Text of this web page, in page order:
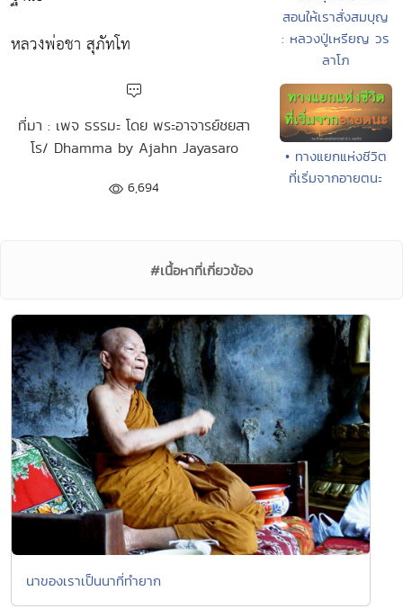
หลวงพ่อชา สุภัทโท
ที่มา : เพจ ธรรมะ โดย พระอาจารย์ชยสา
โร/ Dhamma by Ajahn Jayasaro
6,694
สอนให้เราสั่งสมบุญ
: หลวงปู่เหรียญ วร
ลาโภ
• ทางแยกแห่งชีวิต
ที่เริ่มจากอายตนะ
#เนื้อหาที่เกี่ยวข้อง
นาของเราเป็นนาที่ทำยาก